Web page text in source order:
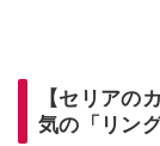
【セリアの
気の「リン